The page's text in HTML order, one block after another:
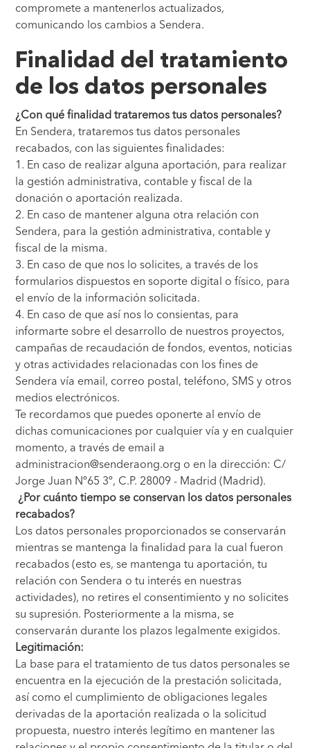
compromete a mantenerlos actualizados,
comunicando los cambios a Sendera.
Finalidad del tratamiento
de los datos personales
¿Con qué finalidad trataremos tus datos personales?
En Sendera, trataremos tus datos personales
recabados, con las siguientes finalidades:
1. En caso de realizar alguna aportación, para realizar
la gestión administrativa, contable y fiscal de la
donación o aportación realizada.
2. En caso de mantener alguna otra relación con
Sendera, para la gestión administrativa, contable y
fiscal de la misma.
3. En caso de que nos lo solicites, a través de los
formularios dispuestos en soporte digital o físico, para
el envío de la información solicitada.
4. En caso de que así nos lo consientas, para
informarte sobre el desarrollo de nuestros proyectos,
campañas de recaudación de fondos, eventos, noticias
y otras actividades relacionadas con los fines de
Sendera vía email, correo postal, teléfono, SMS y otros
medios electrónicos.
Te recordamos que puedes oponerte al envío de
dichas comunicaciones por cualquier vía y en cualquier
momento, a través de email a
administracion@senderaong.org o en la dirección: C/
Jorge Juan Nº65 3º, C.P. 28009 - Madrid (Madrid).
¿Por cuánto tiempo se conservan los datos personales
recabados?
Los datos personales proporcionados se conservarán
mientras se mantenga la finalidad para la cual fueron
recabados (esto es, se mantenga tu aportación, tu
relación con Sendera o tu interés en nuestras
actividades), no retires el consentimiento y no solicites
su supresión. Posteriormente a la misma, se
conservarán durante los plazos legalmente exigidos.
Legitimación:
La base para el tratamiento de tus datos personales se
encuentra en la ejecución de la prestación solicitada,
así como el cumplimiento de obligaciones legales
derivadas de la aportación realizada o la solicitud
propuesta, nuestro interés legítimo en mantener las